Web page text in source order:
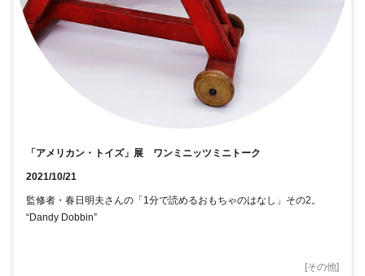
「アメリカン・トイズ」展 ワンミニッツミニトーク
2021/10/21
監修者・春日明夫さんの「1分で読めるおもちゃのはなし」その2。
“Dandy Dobbin”
[その他]